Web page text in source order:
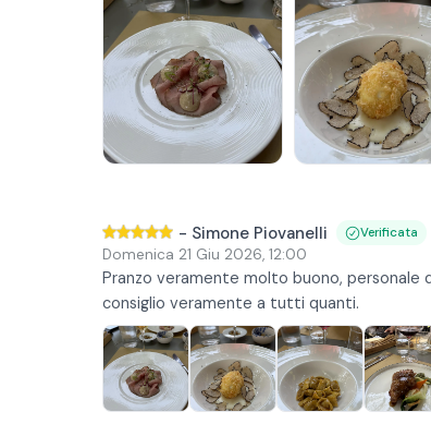
- Simone Piovanelli Verificata
Domenica 21 Giu 2026, 12:00
Pranzo veramente molto buono, personale
consiglio veramente a tutti quanti.